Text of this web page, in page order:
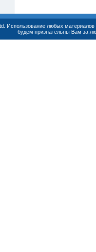
Использование любых
будем признательны Вам за